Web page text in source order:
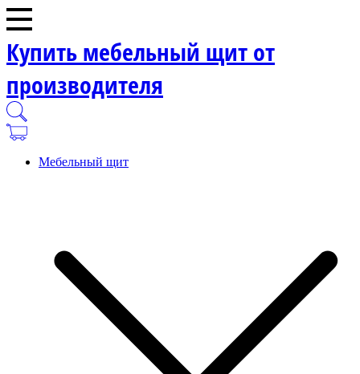
Купить мебельный щит от
производителя
Мебельный щит